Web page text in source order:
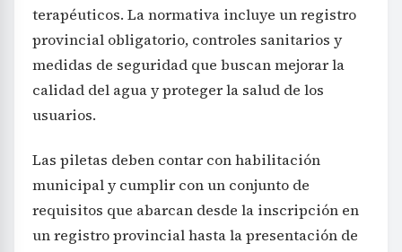
terapéuticos. La normativa incluye un registro
provincial obligatorio, controles sanitarios y
medidas de seguridad que buscan mejorar la
calidad del agua y proteger la salud de los
usuarios.
Las piletas deben contar con habilitación
municipal y cumplir con un conjunto de
requisitos que abarcan desde la inscripción en
un registro provincial hasta la presentación de